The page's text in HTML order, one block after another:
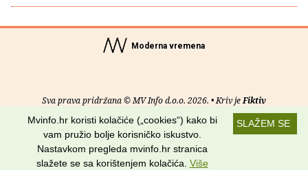
Moderna vremena
Sva prava pridržana © MV Info d.o.o. 2026. • Kriv jeFiktiv
O nama• Pomoć• Uvjeti korištenja•RSS kanali
Potraži nas na:
SLAŽEM SE
Mvinfo.hr koristi kolačiće („cookies“) kako bi
vam pružio bolje korisničko iskustvo.
Nastavkom pregleda mvinfo.hr stranica
slažete se sa korištenjem kolačića. Više